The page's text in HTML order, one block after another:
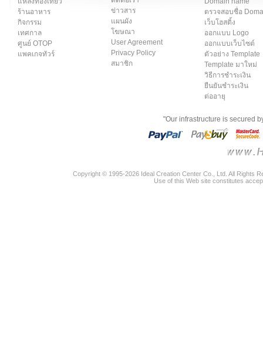
ร้านอาหาร
กิจกรรม
เทศกาล
ศูนย์ OTOP
แพคเกจทัวร์
ข่าวสาร
แผนผัง
โฆษณา
User Agreement
Privacy Policy
สมาชิก
ตรวจสอบชื่อ
เว็บโฮสติ้ง
ออกแบบ Logo
ออกแบบเว็บไซต์
ตัวอย่าง Template
Template มาใหม่
วิธีการชำระเงิน
ยืนยันชำระเงิน
ต่ออายุ
"Our infrastructure is secured
Copyright © 1995-2026 Ideal Creation Center Co., Ltd. All Rights
Use of this Web site constitutes